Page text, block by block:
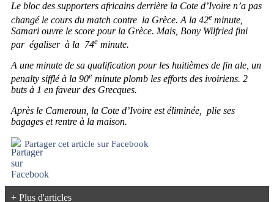
Le bloc des supporters africains derrière la Cote d’Ivoire n’a pas
changé le cours du match contre la Grèce. A la 42e minute,
Samari ouvre le score pour la Grèce. Mais, Bony Wilfried fini
par égaliser à la 74e minute.
A une minute de sa qualification pour les huitièmes de fin ale, un
penalty sifflé à la 90e minute plomb les efforts des ivoiriens. 2
buts à 1 en faveur des Grecques.
Après le Cameroun, la Cote d’Ivoire est éliminée, plie ses
bagages et rentre à la maison.
Partager cet article sur Facebook
+ Plus d'articles